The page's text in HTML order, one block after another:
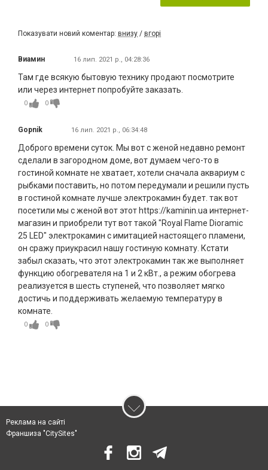
Показувати новий коментар: внизу / вгорі
Виамин 16 лип. 2021 р., 04:28:36
Там где всякую бытовую технику продают посмотрите
или через интернет попробуйте заказать.
0 0
Gopnik 16 лип. 2021 р., 06:34:48
Доброго времени суток. Мы вот с женой недавно ремонт
сделали в загородном доме, вот думаем чего-то в
гостиной комнате не хватает, хотели сначала аквариум с
рыбками поставить, но потом передумали и решили пусть
в гостиной комнате лучше электрокамин будет. так вот
посетили мы с женой вот этот https://kaminin.ua интернет-
магазин и приобрели тут вот такой "Royal Flame Dioramic
25 LED" электрокамин с имитацией настоящего пламени,
он сражу приукрасил нашу гостиную комнату. Кстати
забыл сказать, что этот электрокамин так же выполняет
функцию обогревателя на 1 и 2 кВт., а режим обогрева
реализуется в шесть ступеней, что позволяет мягко
достичь и поддерживать желаемую температуру в
комнате.
0 0
Реклама на сайті
Франшиза "CitySites"